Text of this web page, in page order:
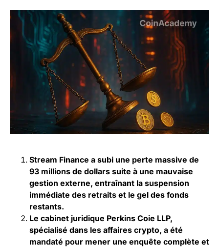
Stream Finance a subi une perte massive de
93 millions de dollars suite à une mauvaise
gestion externe, entraînant la suspension
immédiate des retraits et le gel des fonds
restants.
Le cabinet juridique Perkins Coie LLP,
spécialisé dans les affaires crypto, a été
mandaté pour mener une enquête complète et